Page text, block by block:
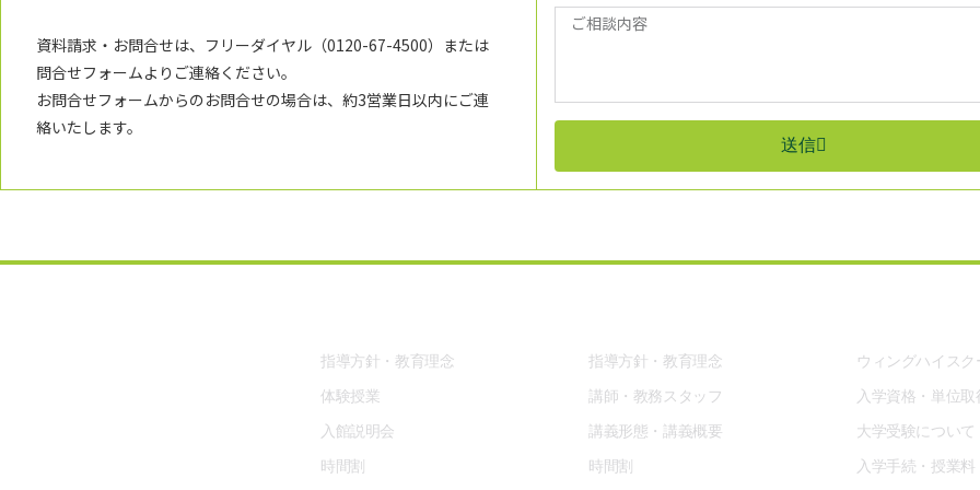
資料請求・お問合せは、フリーダイヤル（0120-67-4500）または
問合せフォームよりご連絡ください。
お問合せフォームからのお問合せの場合は、約3営業日以内にご連
絡いたします。
送信
指導方針・教育理念
体験授業
入館説明会
時間割
指導方針・教育理念
講師・教務スタッフ
講義形態・講義概要
時間割
ウィングハイスク
入学資格・単位取
大学受験について
入学手続・授業料